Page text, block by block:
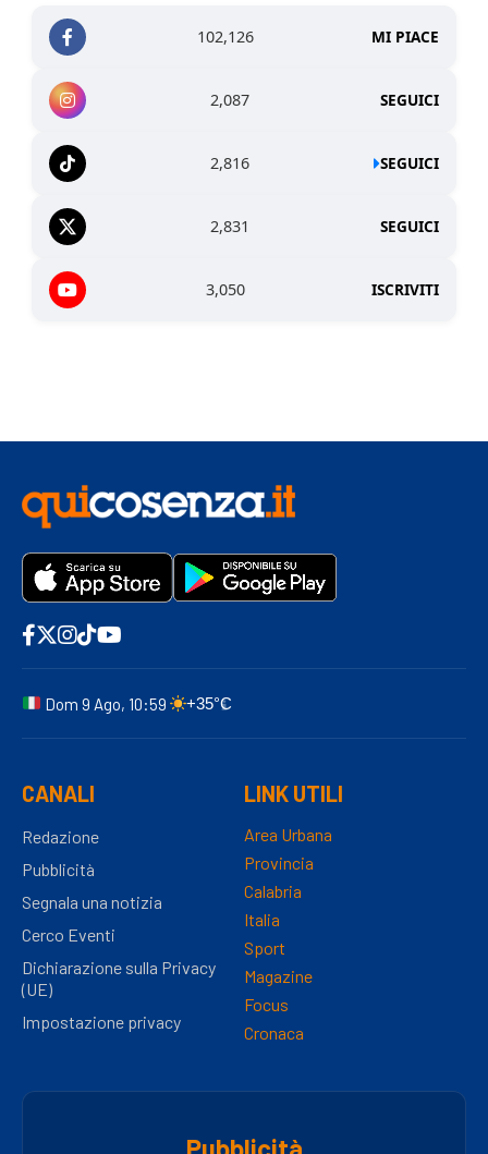
102,126 MI PIACE
2,087 SEGUICI
2,816 SEGUICI
2,831 SEGUICI
3,050 ISCRIVITI
Dom 9 Ago, 10:59 +35°C
CANALI
Redazione
Pubblicità
Segnala una notizia
Cerco Eventi
Dichiarazione sulla Privacy
(UE)
Impostazione privacy
LINK UTILI
Area Urbana
Provincia
Calabria
Italia
Sport
Magazine
Focus
Cronaca